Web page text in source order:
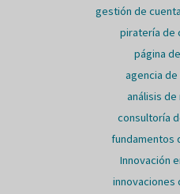
gestión de
piratería de
página
agencia
análisis
consultoría
fundamentos
Innovación
innovaciones